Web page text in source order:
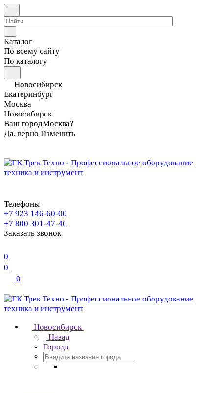
Каталог
По всему сайту
По каталогу
Новосибирск
Екатеринбург
Москва
Новосибирск
Ваш городМосква?
Да, верно Изменить
Телефоны
+7 923 146-60-00
+7 800 301-47-46
Заказать звонок
0
0
0
Новосибирск
Назад
Города